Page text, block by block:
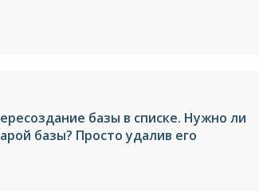
базы в списке. Нужно ли
базы? Просто удалив его